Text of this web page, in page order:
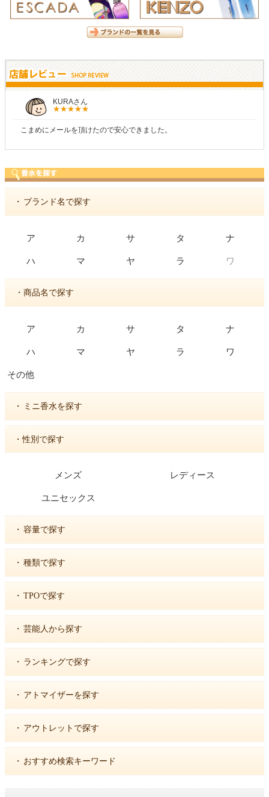
KURAさん
こまめにメールを頂けたので安心できました。
・ ブランド名で探す
ア カ サ タ ナ
ハ マ ヤ ラ ワ
・商品名で探す
ア カ サ タ ナ
ハ マ ヤ ラ ワ
その他
・ ミニ香水を探す
・性別で探す
メンズ レディース
ユニセックス
・ 容量で探す
・ 種類で探す
・ TPOで探す
・ 芸能人から探す
・ ランキングで探す
・ アトマイザーを探す
・ アウトレットで探す
・ おすすめ検索キーワード